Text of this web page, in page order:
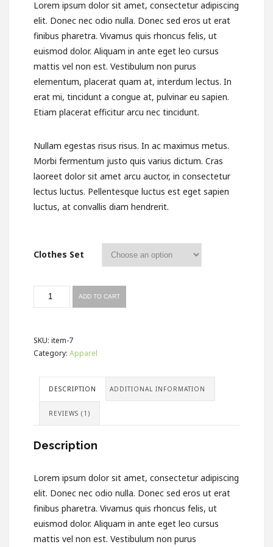
Lorem ipsum dolor sit amet, consectetur adipiscing
elit. Donec nec odio nulla. Donec sed eros ut erat
finibus pharetra. Vivamus quis rhoncus felis, ut
euismod dolor. Aliquam in ante eget leo cursus
mattis vel non est. Vestibulum non purus
elementum, placerat quam at, interdum lectus. In
erat mi, tincidunt a congue at, pulvinar eu sapien.
Etiam placerat efficitur arcu nec tincidunt.
Nullam egestas risus risus. In ac maximus metus.
Morbi fermentum justo quis varius dictum. Cras
laoreet dolor sit amet arcu auctor, in consectetur
lectus luctus. Pellentesque luctus est eget sapien
luctus, at convallis diam hendrerit.
Clothes Set
Quantity ADD TO CART
SKU: item-7
Category: Apparel
DESCRIPTION ADDITIONAL INFORMATION
REVIEWS (1)
Description
Lorem ipsum dolor sit amet, consectetur adipiscing
elit. Donec nec odio nulla. Donec sed eros ut erat
finibus pharetra. Vivamus quis rhoncus felis, ut
euismod dolor. Aliquam in ante eget leo cursus
mattis vel non est. Vestibulum non purus